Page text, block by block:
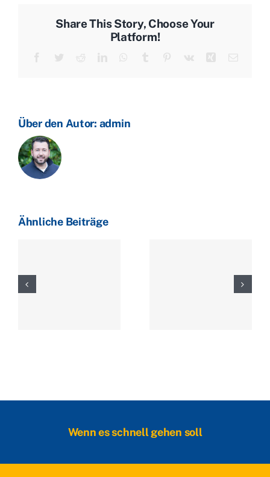
nähert
Heizölpreis
kaum
verändert
Share This Story, Choose Your
Platform!
Über den Autor: admin
Ähnliche Beiträge
Wenn es schnell gehen soll